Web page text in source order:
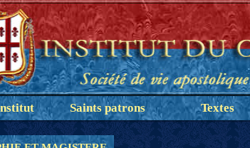
Saints patrons Textes